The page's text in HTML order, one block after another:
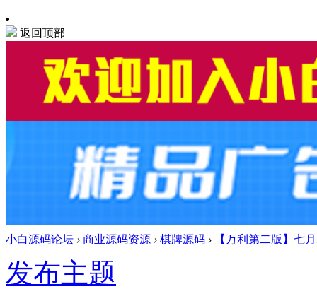
返回顶部
小白源码论坛 › 商业源码资源 › 棋牌源码 › 【万利第二版】七
发布主题